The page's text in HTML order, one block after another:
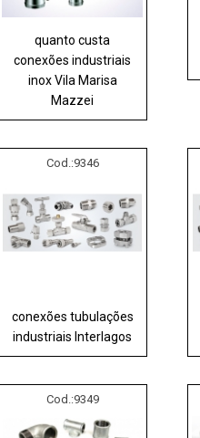
quanto custa
conexões industriais
inox Vila Marisa
Mazzei
Cod.:9346
conexões tubulações
industriais Interlagos
Cod.:9349